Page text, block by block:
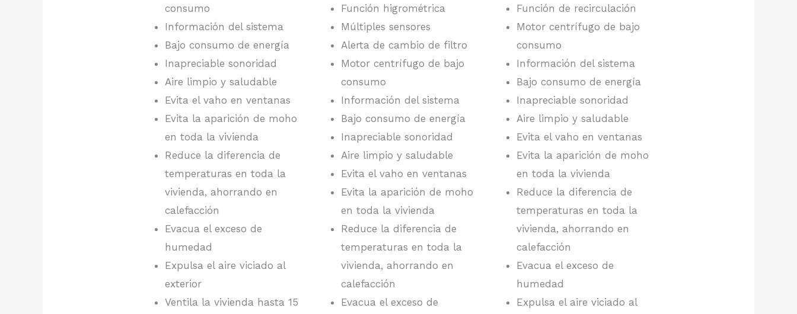
consumo
Información del sistema
Bajo consumo de energía
Inapreciable sonoridad
Aire limpio y saludable
Evita el vaho en ventanas
Evita la aparición de moho
en toda la vivienda
Reduce la diferencia de
temperaturas en toda la
vivienda, ahorrando en
calefacción
Evacua el exceso de
humedad
Expulsa el aire viciado al
exterior
Ventila la vivienda hasta 15
Función higrométrica
Múltiples sensores
Alerta de cambio de filtro
Motor centrífugo de bajo
consumo
Información del sistema
Bajo consumo de energía
Inapreciable sonoridad
Aire limpio y saludable
Evita el vaho en ventanas
Evita la aparición de moho
en toda la vivienda
Reduce la diferencia de
temperaturas en toda la
vivienda, ahorrando en
calefacción
Evacua el exceso de
Función de recirculación
Motor centrífugo de bajo
consumo
Información del sistema
Bajo consumo de energía
Inapreciable sonoridad
Aire limpio y saludable
Evita el vaho en ventanas
Evita la aparición de moho
en toda la vivienda
Reduce la diferencia de
temperaturas en toda la
vivienda, ahorrando en
calefacción
Evacua el exceso de
humedad
Expulsa el aire viciado al